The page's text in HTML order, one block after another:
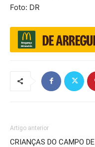
Foto: DR
Artigo anterior
CRIANÇAS DO CAMPO DE